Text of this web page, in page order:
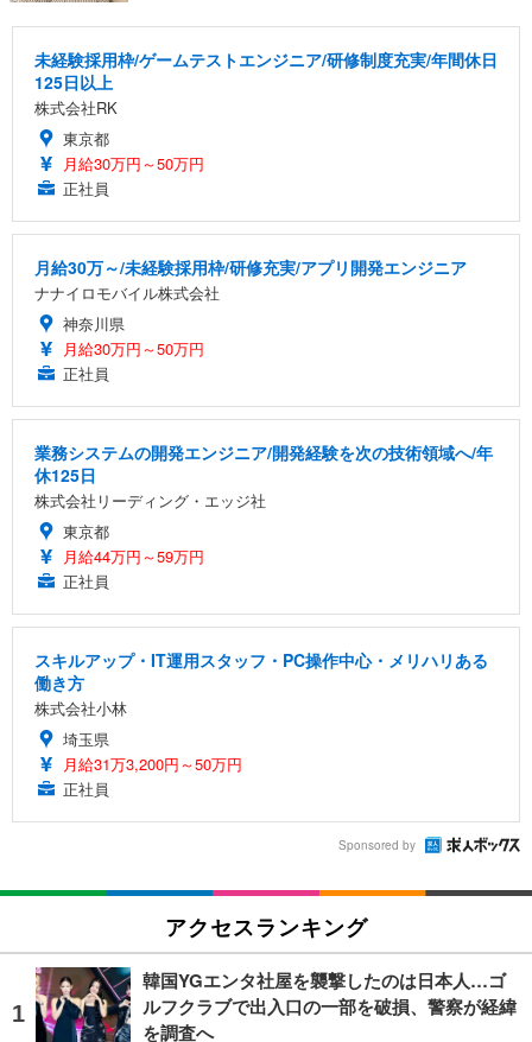
未経験採用枠/ゲームテストエンジニア/研修制度充実/年間休日
125日以上
株式会社RK
東京都
月給30万円～50万円
正社員
月給30万～/未経験採用枠/研修充実/アプリ開発エンジニア
ナナイロモバイル株式会社
神奈川県
月給30万円～50万円
正社員
業務システムの開発エンジニア/開発経験を次の技術領域へ/年
休125日
株式会社リーディング・エッジ社
東京都
月給44万円～59万円
正社員
スキルアップ・IT運用スタッフ・PC操作中心・メリハリある
働き方
株式会社小林
埼玉県
月給31万3,200円～50万円
正社員
Sponsored by
アクセスランキング
韓国YGエンタ社屋を襲撃したのは日本人…ゴ
ルフクラブで出入口の一部を破損、警察が経緯
を調査へ